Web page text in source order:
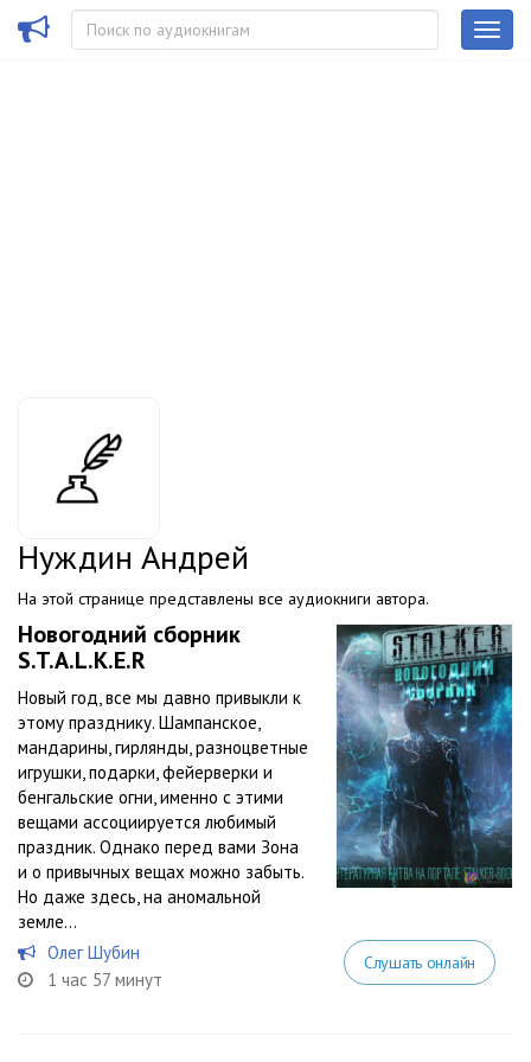
Нуждин Андрей
На этой странице представлены все аудиокниги автора.
Новогодний сборник
S.T.A.L.K.E.R
Новый год, все мы давно привыкли к
этому празднику. Шампанское,
мандарины, гирлянды, разноцветные
игрушки, подарки, фейерверки и
бенгальские огни, именно с этими
вещами ассоциируется любимый
праздник. Однако перед вами Зона
и о привычных вещах можно забыть.
Но даже здесь, на аномальной
земле...
Олег Шубин
1 час 57 минут
Слушать онлайн